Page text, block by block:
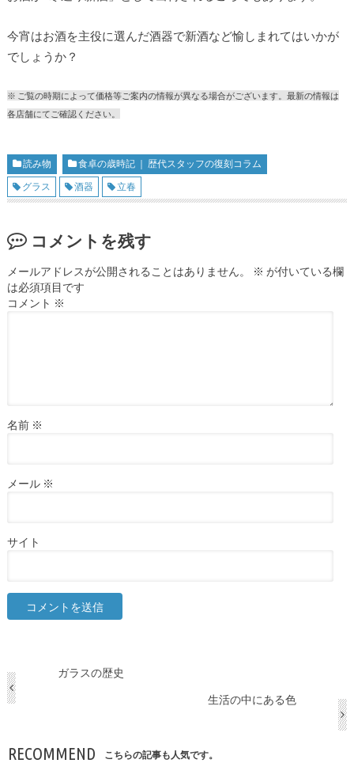
今宵はお酒を主役に選んだ酒器で新酒など愉しまれてはいかが
でしょうか？
※ ご覧の時期によって価格等ご案内の情報が異なる場合がございます。最新の情報は
各店舗にてご確認ください。
読み物
食卓の歳時記 ｜ 歴代スタッフの復刻コラム
グラス
酒器 立春
コメントを残す
メールアドレスが公開されることはありません。 ※ が付いている欄
は必須項目です
コメント ※
名前 ※
メール ※
サイト
ガラスの歴史
生活の中にある色
RECOMMEND こちらの記事も人気です。